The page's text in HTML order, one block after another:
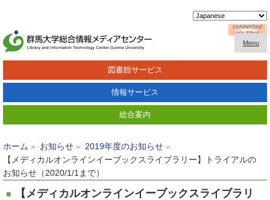
Menu
図書館サービス
情報サービス
総合案内
ホーム お知らせ
2019年度のお知らせ
【メディカルオンラインイーブックスライブラリー】トライアルの
お知らせ（2020/1/1まで）
【メディカルオンラインイーブックスライブラリ